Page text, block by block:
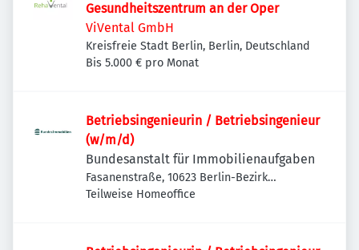
Gesundheitszentrum an der Oper
ViVental GmbH
Kreisfreie Stadt Berlin, Berlin, Deutschland
Bis 5.000 € pro Monat
Betriebsingenieurin / Betriebsingenieur
(w/m/d)
Bundesanstalt für Immobilienaufgaben
Fasanenstraße, 10623 Berlin-Bezirk
Charlottenburg-Wilmersdorf, Deutschland
Teilweise Homeoffice